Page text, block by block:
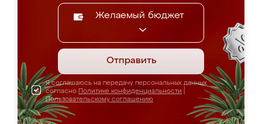
Желаемый бюджет
Отправить
Я соглашаюсь на передачу персональных данных
согласно Политике конфиденциальности
Пользовательскому соглашению